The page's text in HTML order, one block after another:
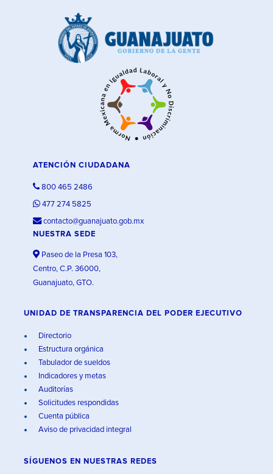
ATENCIÓN CIUDADANA
800 465 2486
477 274 5825
contacto@guanajuato.gob.mx
NUESTRA SEDE
Paseo de la Presa 103,
Centro, C.P. 36000,
Guanajuato, GTO.
UNIDAD DE TRANSPARENCIA DEL PODER EJECUTIVO
Directorio
Estructura orgánica
Tabulador de sueldos
Indicadores y metas
Auditorías
Solicitudes respondidas
Cuenta pública
Aviso de privacidad integral
SÍGUENOS EN NUESTRAS REDES